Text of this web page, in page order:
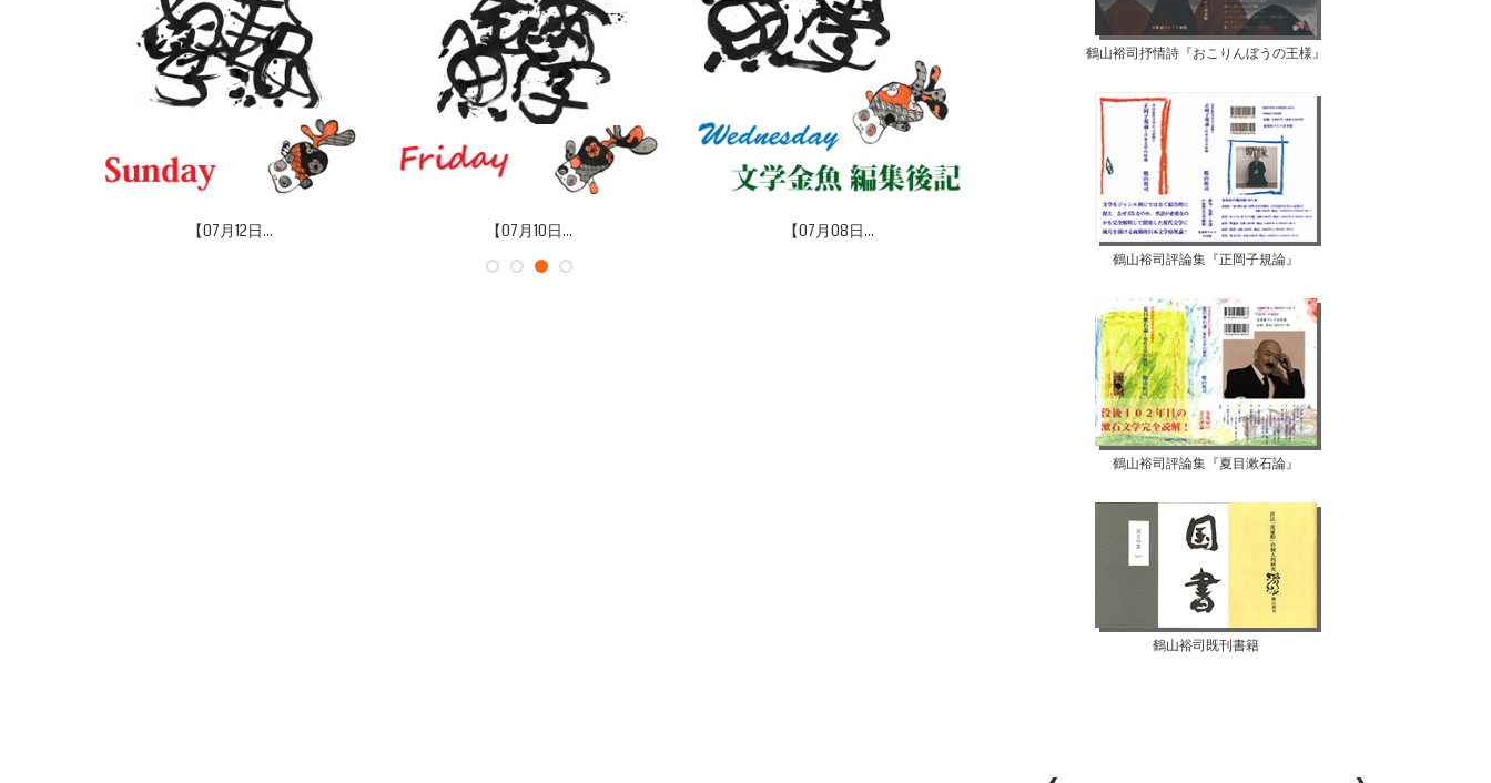
【07月12日... 【07月10日... 【07月08日... 【07月04日...
鶴山裕司抒情詩『おこりんぼうの王様』
鶴山裕司評論集『正岡子規論』
鶴山裕司評論集『夏目漱石論』
鶴山裕司既刊書籍